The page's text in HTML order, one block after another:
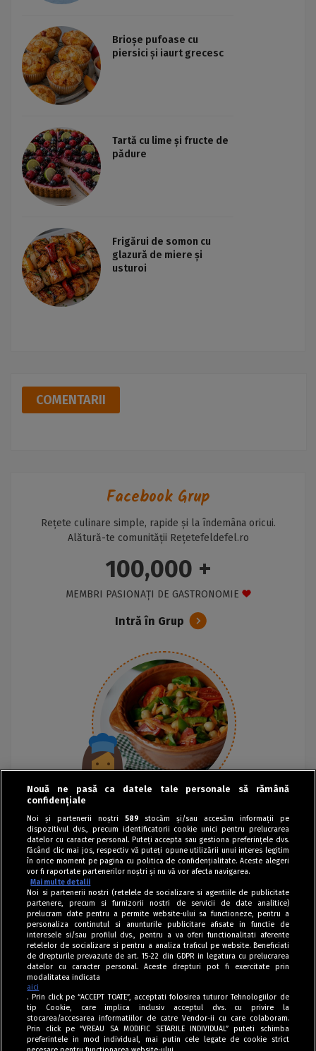
Brioșe pufoase cu
piersici și iaurt grecesc
Tartă cu lime și fructe de
pădure
Frigărui de somon cu
glazură de miere și
usturoi
COMENTARII
Facebook Grup
Rețete culinare simple, rapide și la îndemâna oricui.
Alătură-te comunității Rețetefeldefel.ro
100,000 +
MEMBRI PASIONAȚI DE GASTRONOMIE
Intră în Grup
Tag index
Nouă ne pasă ca datele tale personale să rămână
confidențiale
Noi și partenerii noștri 589 stocăm și/sau accesăm informații pe
dispozitivul dvs., precum identificatorii cookie unici pentru prelucrarea
datelor cu caracter personal. Puteți accepta sau gestiona preferințele dvs.
făcând clic mai jos, respectiv vă puteți opune utilizării unui interes legitim
în orice moment pe pagina cu politica de confidențialitate. Aceste alegeri
vor fi raportate partenerilor noștri și nu vă vor afecta navigarea.
Mai multe detalii
Noi si partenerii nostri (retelele de socializare si agentiile de publicitate
partenere, precum si furnizorii nostri de servicii de date analitice)
prelucram date pentru a permite website-ului sa functioneze, pentru a
personaliza continutul si anunturile publicitare afisate in functie de
interesele si/sau profilul dvs., pentru a va oferi functionalitati aferente
retelelor de socializare si pentru a analiza traficul pe website. Beneficiati
de drepturile prevazute de art. 15-22 din GDPR in legatura cu prelucrarea
datelor cu caracter personal. Aceste drepturi pot fi exercitate prin
modalitatea indicata
aici
. Prin click pe “ACCEPT TOATE”, acceptati folosirea tuturor Tehnologiilor de
tip Cookie, care implica inclusiv acceptul dvs. cu privire la
stocarea/accesarea informatiilor de catre Vendor-ii cu care colaboram.
Prin click pe “VREAU SA MODIFIC SETARILE INDIVIDUAL” puteti schimba
preferintele in mod individual, mai putin cele legate de cookie strict